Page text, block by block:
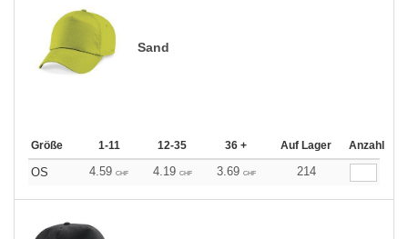
Sand
Größe 1-11 12-35 36 + Auf Lager Anzahl
OS 4.59 CHF 4.19 CHF 3.69 CHF 214